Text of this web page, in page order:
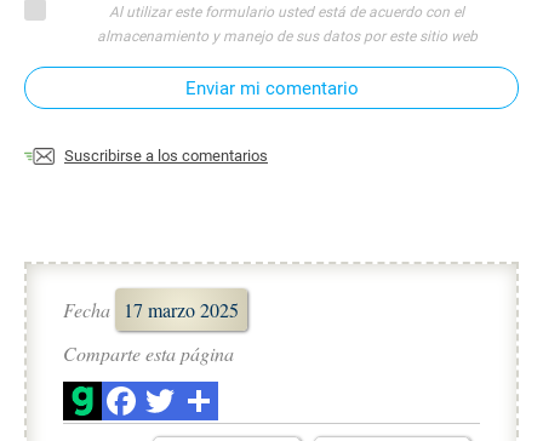
Al utilizar este formulario usted está de acuerdo con el
almacenamiento y manejo de sus datos por este sitio web
Enviar mi comentario
Suscribirse a los comentarios
Fecha
17 marzo 2025
Comparte esta página